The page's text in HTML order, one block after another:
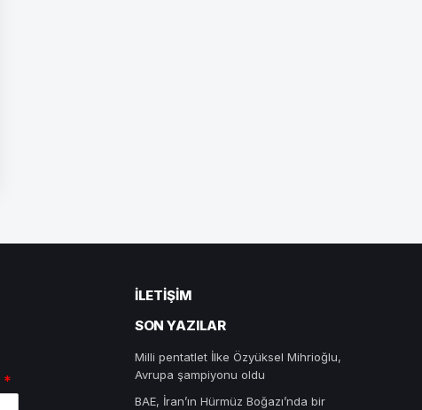
*
İLETIŞIM
SON YAZILAR
Milli pentatlet İlke Özyüksel Mihrioğlu,
Avrupa şampiyonu oldu
BAE, İran’ın Hürmüz Boğazı’nda bir